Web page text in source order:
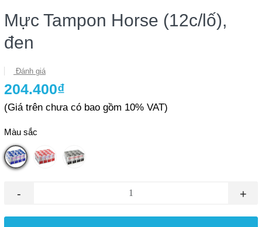
Mực Tampon Horse (12c/lố),
đen
Đánh giá
204.400₫
(Giá trên chưa có bao gồm 10% VAT)
Màu sắc
- +